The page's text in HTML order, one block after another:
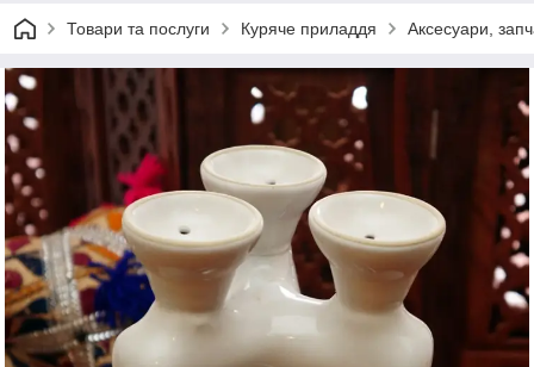
Товари та послуги Куряче приладдя Аксесуари,